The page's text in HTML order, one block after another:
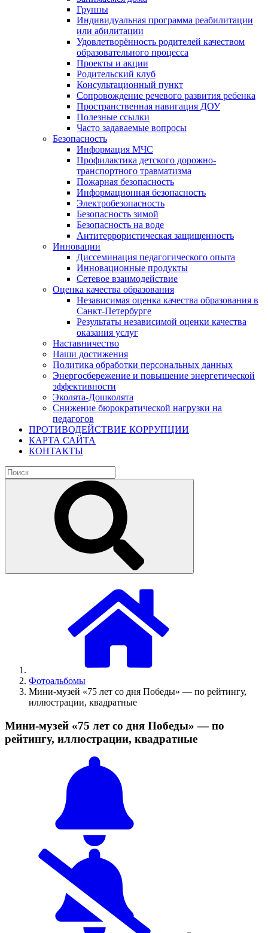
Группы
Индивидуальная программа реабилитации
или абилитации
Удовлетворённость родителей качеством
образовательного процесса
Проекты и акции
Родительский клуб
Консультационный пункт
Сопровождение речевого развития ребенка
Пространственная навигация ДОУ
Полезные ссылки
Часто задаваемые вопросы
Безопасность
Информация МЧС
Профилактика детского дорожно-
транспортного травматизма
Пожарная безопасность
Информационная безопасность
Электробезопасность
Безопасность зимой
Безопасность на воде
Антитеррористическая защищенность
Инновации
Диссеминация педагогического опыта
Инновационные продукты
Сетевое взаимодействие
Оценка качества образования
Независимая оценка качества образования в
Санкт-Петербурге
Результаты независимой оценки качества
оказания услуг
Наставничество
Наши достижения
Политика обработки персональных данных
Энергосбережение и повышение энергетической
эффективности
Эколята-Дошколята
Снижение бюрократической нагрузки на
педагогов
ПРОТИВОДЕЙСТВИЕ КОРРУПЦИИ
КАРТА САЙТА
КОНТАКТЫ
Фотоальбомы
Мини-музей «75 лет со дня Победы» — по рейтингу,
иллюстрации, квадратные
Мини-музей «75 лет со дня Победы» — по
рейтингу, иллюстрации, квадратные